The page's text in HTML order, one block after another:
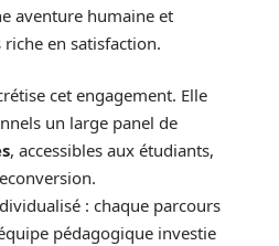
aventure humaine et
en satisfaction.
cet engagement. Elle
un large panel de
, accessibles aux étudiants,
: chaque parcours
pédagogique investie